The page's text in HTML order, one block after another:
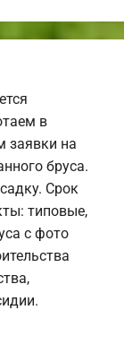
в
заявки на
бруса.
Срок
типовые,
с фото